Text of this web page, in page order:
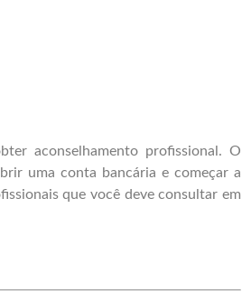
aconselhamento profissional. O
uma conta bancária e começar a
que você deve consultar em